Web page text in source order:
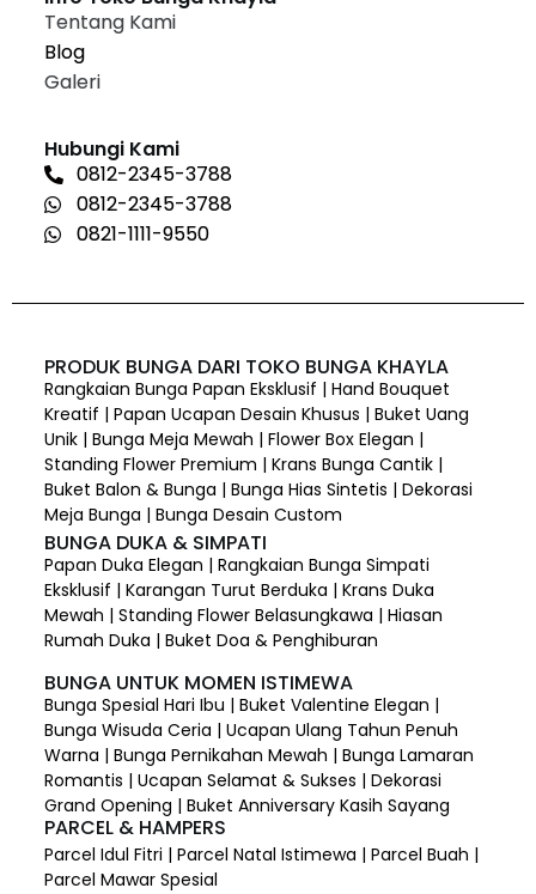
Tentang Kami
Blog
Galeri
Hubungi Kami
0812-2345-3788
0812-2345-3788
0821-1111-9550
PRODUK BUNGA DARI TOKO BUNGA KHAYLA
Rangkaian Bunga Papan Eksklusif | Hand Bouquet
Kreatif | Papan Ucapan Desain Khusus | Buket Uang
Unik | Bunga Meja Mewah | Flower Box Elegan |
Standing Flower Premium | Krans Bunga Cantik |
Buket Balon & Bunga | Bunga Hias Sintetis | Dekorasi
Meja Bunga | Bunga Desain Custom
BUNGA DUKA & SIMPATI
Papan Duka Elegan | Rangkaian Bunga Simpati
Eksklusif | Karangan Turut Berduka | Krans Duka
Mewah | Standing Flower Belasungkawa | Hiasan
Rumah Duka | Buket Doa & Penghiburan
BUNGA UNTUK MOMEN ISTIMEWA
Bunga Spesial Hari Ibu | Buket Valentine Elegan |
Bunga Wisuda Ceria | Ucapan Ulang Tahun Penuh
Warna | Bunga Pernikahan Mewah | Bunga Lamaran
Romantis | Ucapan Selamat & Sukses | Dekorasi
Grand Opening | Buket Anniversary Kasih Sayang
PARCEL & HAMPERS
Parcel Idul Fitri | Parcel Natal Istimewa | Parcel Buah |
Parcel Mawar Spesial